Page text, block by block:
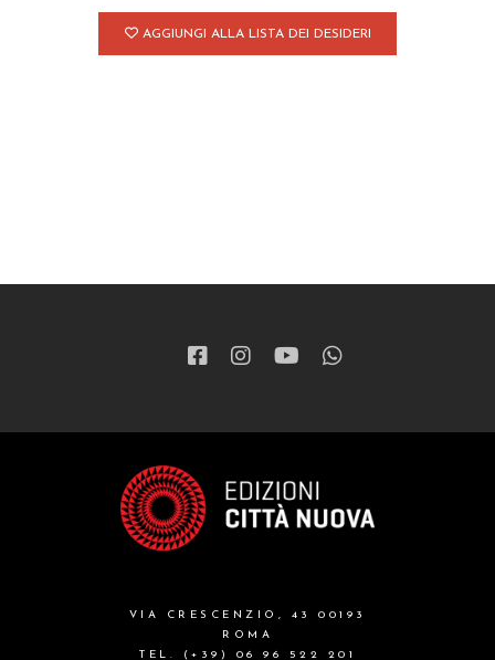
AGGIUNGI ALLA LISTA DEI DESIDERI
VIA CRESCENZIO, 43 00193
ROMA
TEL. (+39) 06 96 522 201